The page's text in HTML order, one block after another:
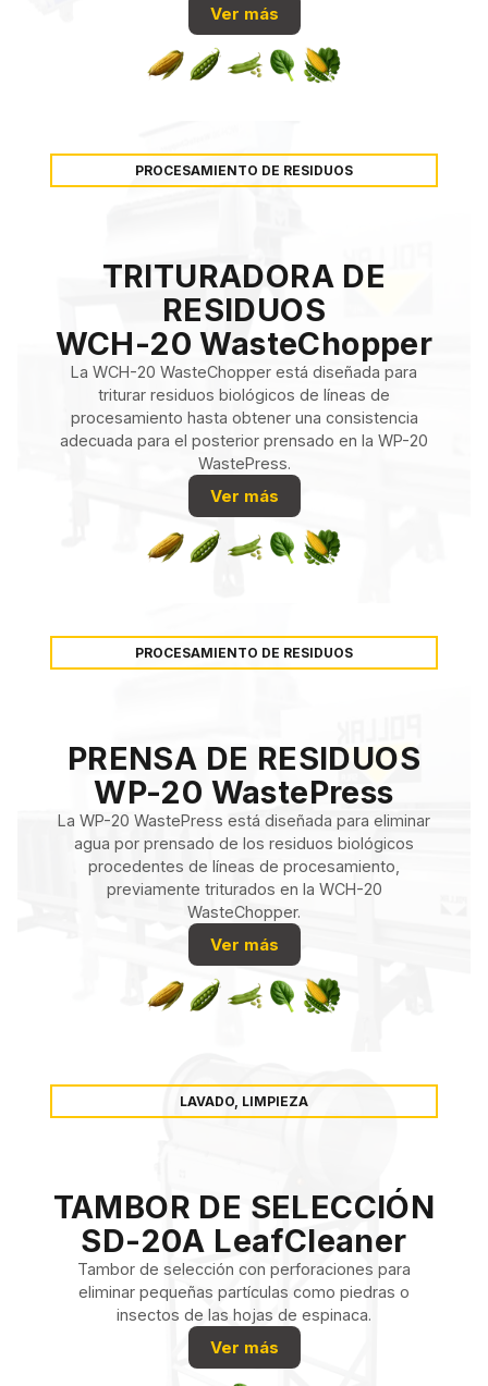
Ver más
PROCESAMIENTO DE RESIDUOS
TRITURADORA DE
RESIDUOS
WCH-20 WasteChopper
La WCH-20 WasteChopper está diseñada para
triturar residuos biológicos de líneas de
procesamiento hasta obtener una consistencia
adecuada para el posterior prensado en la WP-20
WastePress.
Ver más
PROCESAMIENTO DE RESIDUOS
PRENSA DE RESIDUOS
WP-20 WastePress
La WP-20 WastePress está diseñada para eliminar
agua por prensado de los residuos biológicos
procedentes de líneas de procesamiento,
previamente triturados en la WCH-20
WasteChopper.
Ver más
LAVADO, LIMPIEZA
TAMBOR DE SELECCIÓN
SD-20A LeafCleaner
Tambor de selección con perforaciones para
eliminar pequeñas partículas como piedras o
insectos de las hojas de espinaca.
Ver más